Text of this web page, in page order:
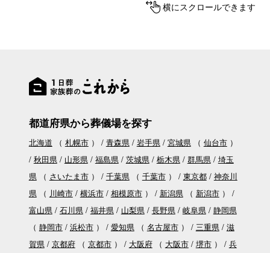
横にスクロールできます
都道府県から葬儀場を探す
北海道 （ 札幌市） 青森県 岩手県 宮城県（ 仙台市）
秋田県
山形県 福島県 茨城県 栃木県 群馬県
埼玉
県（ さいたま市） 千葉県（ 千葉市） 東京都
神奈川
県（ 川崎市 横浜市 相模原市） 新潟県（ 新潟市）
富山県
石川県 福井県 山梨県 長野県 岐阜県
静岡県
（ 静岡市 浜松市） 愛知県（ 名古屋市） 三重県
滋
賀県
京都府（ 京都市） 大阪府（ 大阪市 堺市）
兵